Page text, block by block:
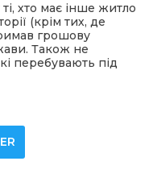
хто має інше житло
(крім тих, де
грошову
Також не
перебувають під